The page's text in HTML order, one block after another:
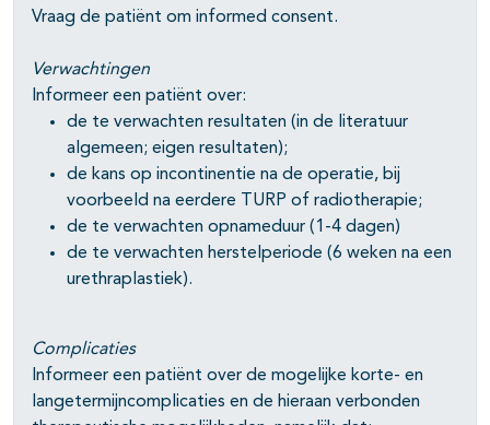
Vraag de patiënt om informed consent.
Verwachtingen
Informeer een patiënt over:
de te verwachten resultaten (in de literatuur
algemeen; eigen resultaten);
de kans op incontinentie na de operatie, bij
voorbeeld na eerdere TURP of radiotherapie;
de te verwachten opnameduur (1-4 dagen)
de te verwachten herstelperiode (6 weken na een
urethraplastiek).
Complicaties
Informeer een patiënt over de mogelijke korte- en
langetermijncomplicaties en de hieraan verbonden